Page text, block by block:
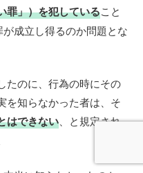
罪」）を犯していること
成立し得るのか問題とな
たのに、行為の時にその
を知らなかった者は、そ
はできない 、と規定され